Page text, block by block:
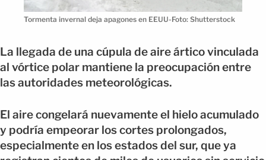
Tormenta invernal deja apagones en EEUU-Foto: Shutterstock
La llegada de una cúpula de aire ártico vinculada
al vórtice polar mantiene la preocupación entre
las autoridades meteorológicas.
El aire congelará nuevamente el hielo acumulado
y podría empeorar los cortes prolongados,
especialmente en los estados del sur, que ya